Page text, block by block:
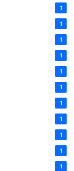
1
1
1
1
1
1
1
1
1
1
1